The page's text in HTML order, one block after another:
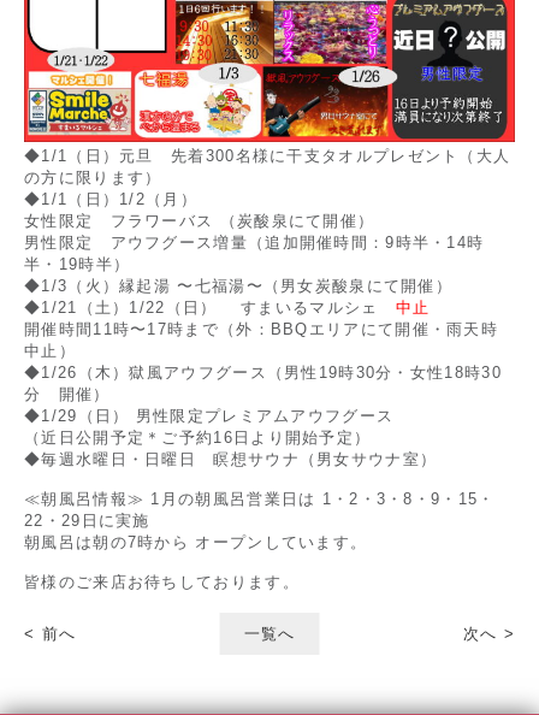
お知らせ
クーポン情報
こもれびについて
ご利用ガイド
温泉
◆1/1（日）元旦 先着300名様に干支タオルプレゼント（大人
の方に限ります）
◆1/1（日）1/2（月）
女性限定 フラワーバス （炭酸泉にて開催）
男性限定 アウフグース増量（追加開催時間：9時半・14時
半・19時半）
◆1/3（火）縁起湯 〜七福湯〜（男女炭酸泉にて開催）
◆1/21（土）1/22（日） すまいるマルシェ 中止
開催時間11時〜17時まで（外：BBQエリアにて開催・雨天時
中止）
◆1/26（木）獄風アウフグース（男性19時30分・女性18時30
分 開催）
◆1/29（日） 男性限定プレミアムアウフグース
（近日公開予定＊ご予約16日より開始予定）
◆毎週水曜日・日曜日 瞑想サウナ（男女サウナ室）
≪朝風呂情報≫ 1月の朝風呂営業日は 1・2・3・8・9・15・
22・29日に実施
朝風呂は朝の7時から オープンしています。
皆様のご来店お待ちしております。
< 前へ 一覧へ 次へ >